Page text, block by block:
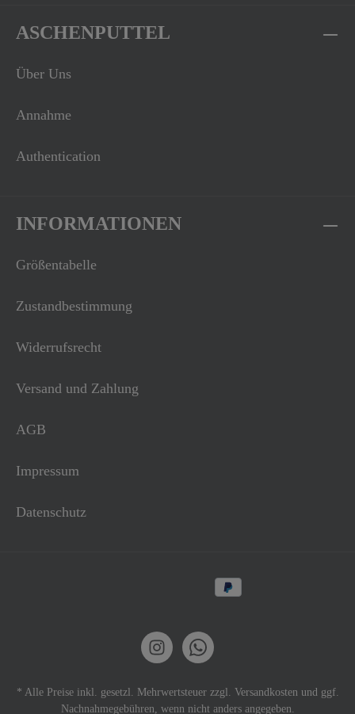
ASCHENPUTTEL
Über Uns
Annahme
Authentication
INFORMATIONEN
Größentabelle
Zustandbestimmung
Widerrufsrecht
Versand und Zahlung
AGB
Impressum
Datenschutz
* Alle Preise inkl. gesetzl. Mehrwertsteuer zzgl. Versandkostenund ggf.
Nachnahmegebühren, wenn nicht anders angegeben.